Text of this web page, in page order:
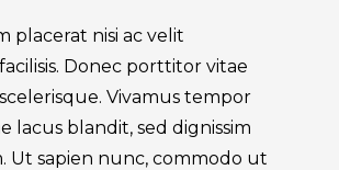
placerat nisi ac velit
Donec porttitor vitae
Vivamus tempor
lacus blandit, sed dignissim
Ut sapien nunc, commodo ut